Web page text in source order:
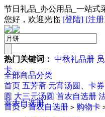
节日礼品_办公用品_一站式
您好，欢迎光临 [登陆] [注
热门关键词： 中秋礼品册
卡
全部商品分类
首农自选册
首页 五芳斋 元宵汤圆、卡券
圆 大三元汤圆 首农自选册
首页 > 首农自选册 > 购物卡